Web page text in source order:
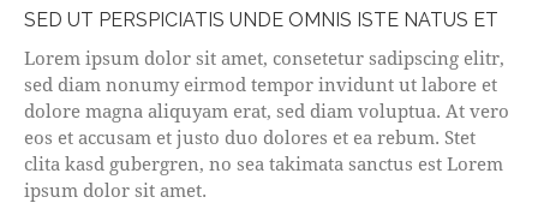
SED UT PERSPICIATIS UNDE OMNIS ISTE NATUS ET
Lorem ipsum dolor sit amet, consetetur sadipscing elitr,
sed diam nonumy eirmod tempor invidunt ut labore et
dolore magna aliquyam erat, sed diam voluptua. At vero
eos et accusam et justo duo dolores et ea rebum. Stet
clita kasd gubergren, no sea takimata sanctus est Lorem
ipsum dolor sit amet.